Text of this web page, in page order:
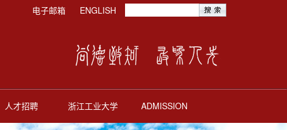
电子邮箱 ENGLISH
人才招聘 浙江工业大学 ADMISSION